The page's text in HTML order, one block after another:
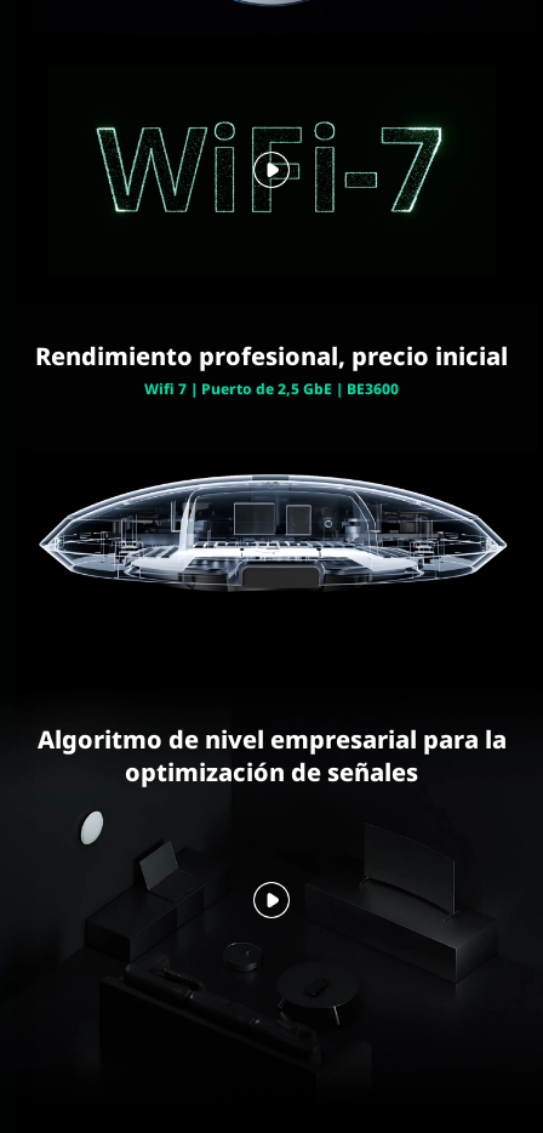
Rendimiento profesional, precio inicial
Wifi 7 | Puerto de 2,5 GbE | BE3600
Algoritmo de nivel empresarial para la
optimización de señales